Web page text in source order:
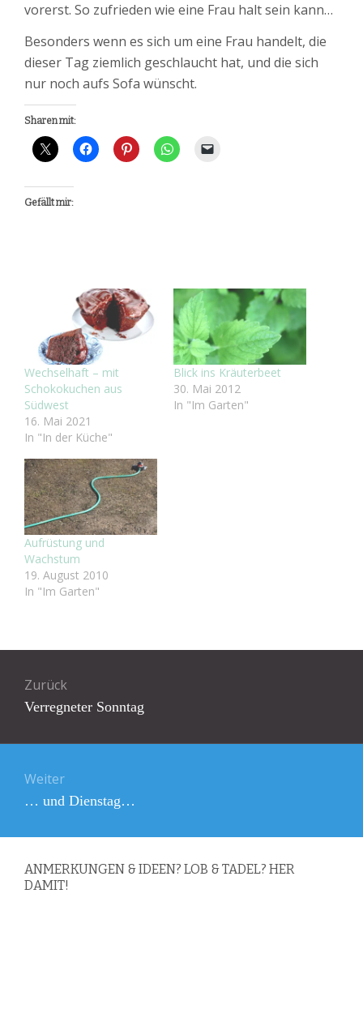
vorerst. So zufrieden wie eine Frau halt sein kann…
Besonders wenn es sich um eine Frau handelt, die
dieser Tag ziemlich geschlaucht hat, und die sich
nur noch aufs Sofa wünscht.
Sharen mit:
Gefällt mir:
Wechselhaft – mit
Schokokuchen aus
Südwest
16. Mai 2021
In "In der Küche"
Blick ins Kräuterbeet
30. Mai 2012
In "Im Garten"
Aufrüstung und
Wachstum
19. August 2010
In "Im Garten"
Zurück
Vorheriger
Verregneter Sonntag
Weiter
Nächster
… und Dienstag…
ANMERKUNGEN & IDEEN? LOB & TADEL? HER
DAMIT!